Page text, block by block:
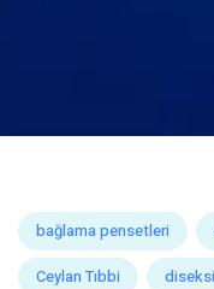
bağlama pensetleri
Ceylan Tıbbi